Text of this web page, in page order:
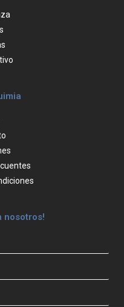
nosotros!